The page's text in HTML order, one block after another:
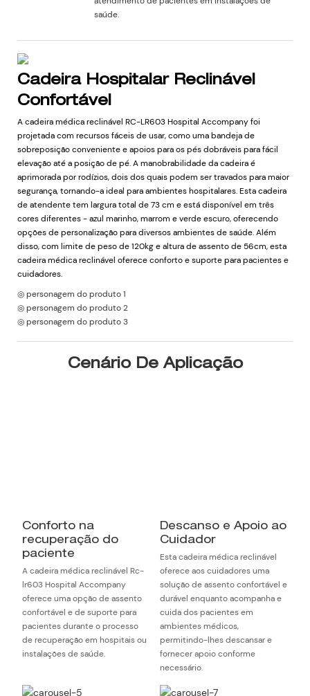
saúde.
Cadeira Hospitalar Reclinável
Confortável
A cadeira médica reclinável RC-LR603 Hospital Accompany foi
projetada com recursos fáceis de usar, como uma bandeja de
sobreposição conveniente e apoios para os pés dobráveis ​​para fácil
elevação até a posição de pé. A manobrabilidade da cadeira é
aprimorada por rodízios, dois dos quais podem ser travados para maior
segurança, tornando-a ideal para ambientes hospitalares. Esta cadeira
de atendente tem largura total de 73 cm e está disponível em três
cores diferentes - azul marinho, marrom e verde escuro, oferecendo
opções de personalização para diversos ambientes de saúde. Além
disso, com limite de peso de 120kg e altura de assento de 56cm, esta
cadeira médica reclinável oferece conforto e suporte para pacientes e
cuidadores.
◎ personagem do produto 1
◎ personagem do produto 2
◎ personagem do produto 3
Cenário De Aplicação
Conforto na
recuperação do
paciente
A cadeira médica reclinável Rc-
lr603 Hospital Accompany
oferece uma opção de assento
confortável e de suporte para
pacientes durante o processo
de recuperação em hospitais ou
instalações de saúde.
Descanso e Apoio ao
Cuidador
Esta cadeira médica reclinável
oferece aos cuidadores uma
solução de assento confortável e
durável enquanto acompanha e
cuida dos pacientes em
ambientes médicos,
permitindo-lhes descansar e
fornecer apoio conforme
necessário.